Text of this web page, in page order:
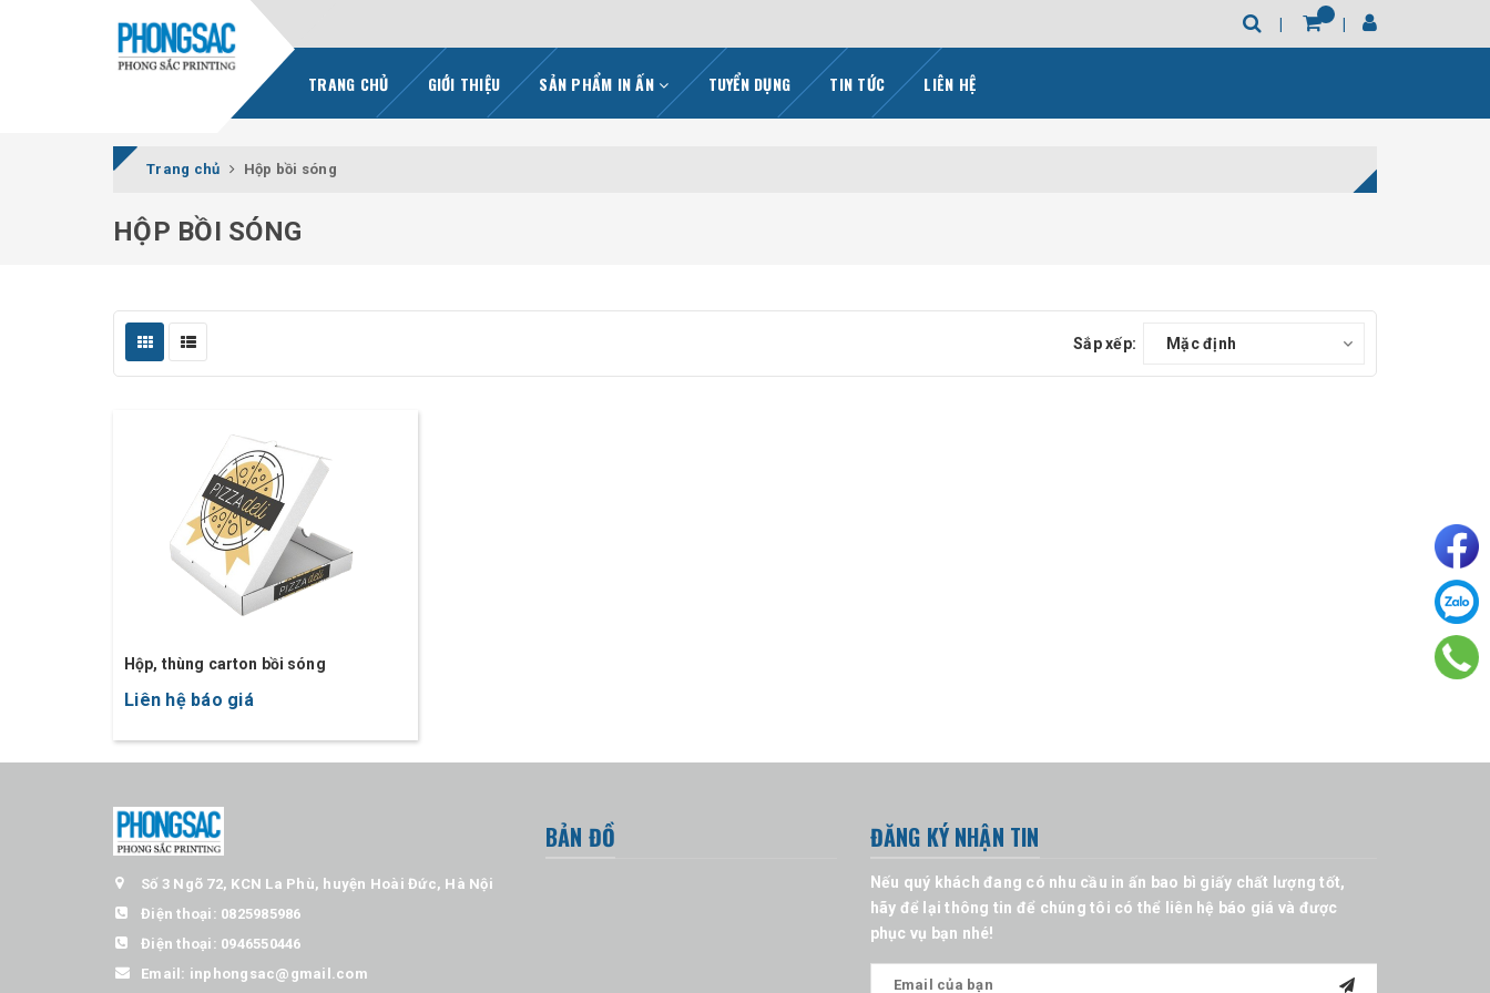
TRANG CHỦ GIỚI THIỆU SẢN PHẨM IN ẤN TUYỂN DỤNG TIN TỨC LIÊN HỆ
Trang chủ Hộp bồi sóng
HỘP BỒI SÓNG
Sắp xếp: Mặc định
Hộp, thùng carton bồi sóng
Liên hệ báo giá
Số 3 Ngõ 72, KCN La Phù, huyện Hoài Đức, Hà Nội
Điện thoại: 0825985986
Điện thoại: 0946550446
Email: inphongsac@gmail.com
BẢN ĐỒ ĐĂNG KÝ NHẬN TIN
Nếu quý khách đang có nhu cầu in ấn bao bì giấy chất lượng tốt,
hãy để lại thông tin để chúng tôi có thể liên hệ báo giá và được
phục vụ bạn nhé!